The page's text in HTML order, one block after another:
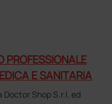
PROFESSIONALE
E SANITARIA
Shop S.r.l. ed